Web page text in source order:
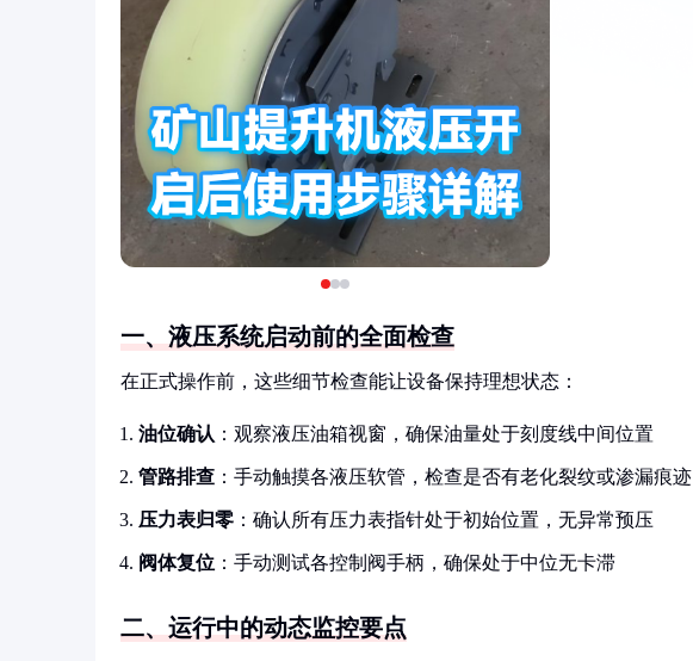
一、液压系统启动前的全面检查
在正式操作前，这些细节检查能让设备保持理想状态：
油位确认 ：观察液压油箱视窗，确保油量处于刻度线中间位置
管路排查 ：手动触摸各液压软管，检查是否有老化裂纹或渗漏痕迹
压力表归零 ：确认所有压力表指针处于初始位置，无异常预压
阀体复位 ：手动测试各控制阀手柄，确保处于中位无卡滞
二、运行中的动态监控要点